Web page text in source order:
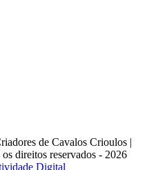
de Cavalos Crioulos |
direitos reservados - 2026